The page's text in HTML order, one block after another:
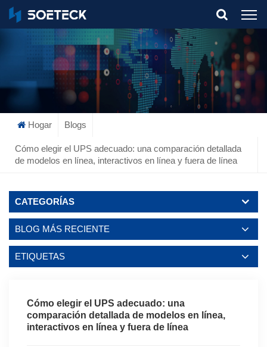
What Are You Looking For?
Hogar Blogs
Cómo elegir el UPS adecuado: una comparación detallada
de modelos en línea, interactivos en línea y fuera de línea
CATEGORÍAS
BLOG MÁS RECIENTE
ETIQUETAS
Cómo elegir el UPS adecuado: una
comparación detallada de modelos en línea,
interactivos en línea y fuera de línea